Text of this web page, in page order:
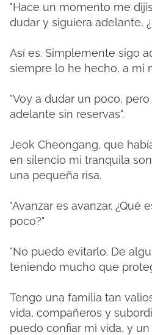
"Hace un momento me
dudar y siguiera adelante,
Así es. Simplemente sigo
siempre lo he hecho, a mi
"Voy a dudar un poco,
adelante sin reservas".
Jeok Cheongang, que
en silencio mi tranquila
una pequeña risa.
"Avanzar es avanzar. ¿Qué
poco?"
"No puedo evitarlo. De
teniendo mucho que
Tengo una familia tan
vida, compañeros y
puedo confiar mi vida, y